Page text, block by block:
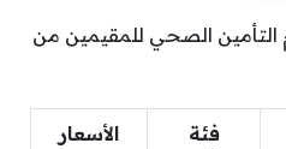
الصحي للمقيمين من
فئة
الأسعار